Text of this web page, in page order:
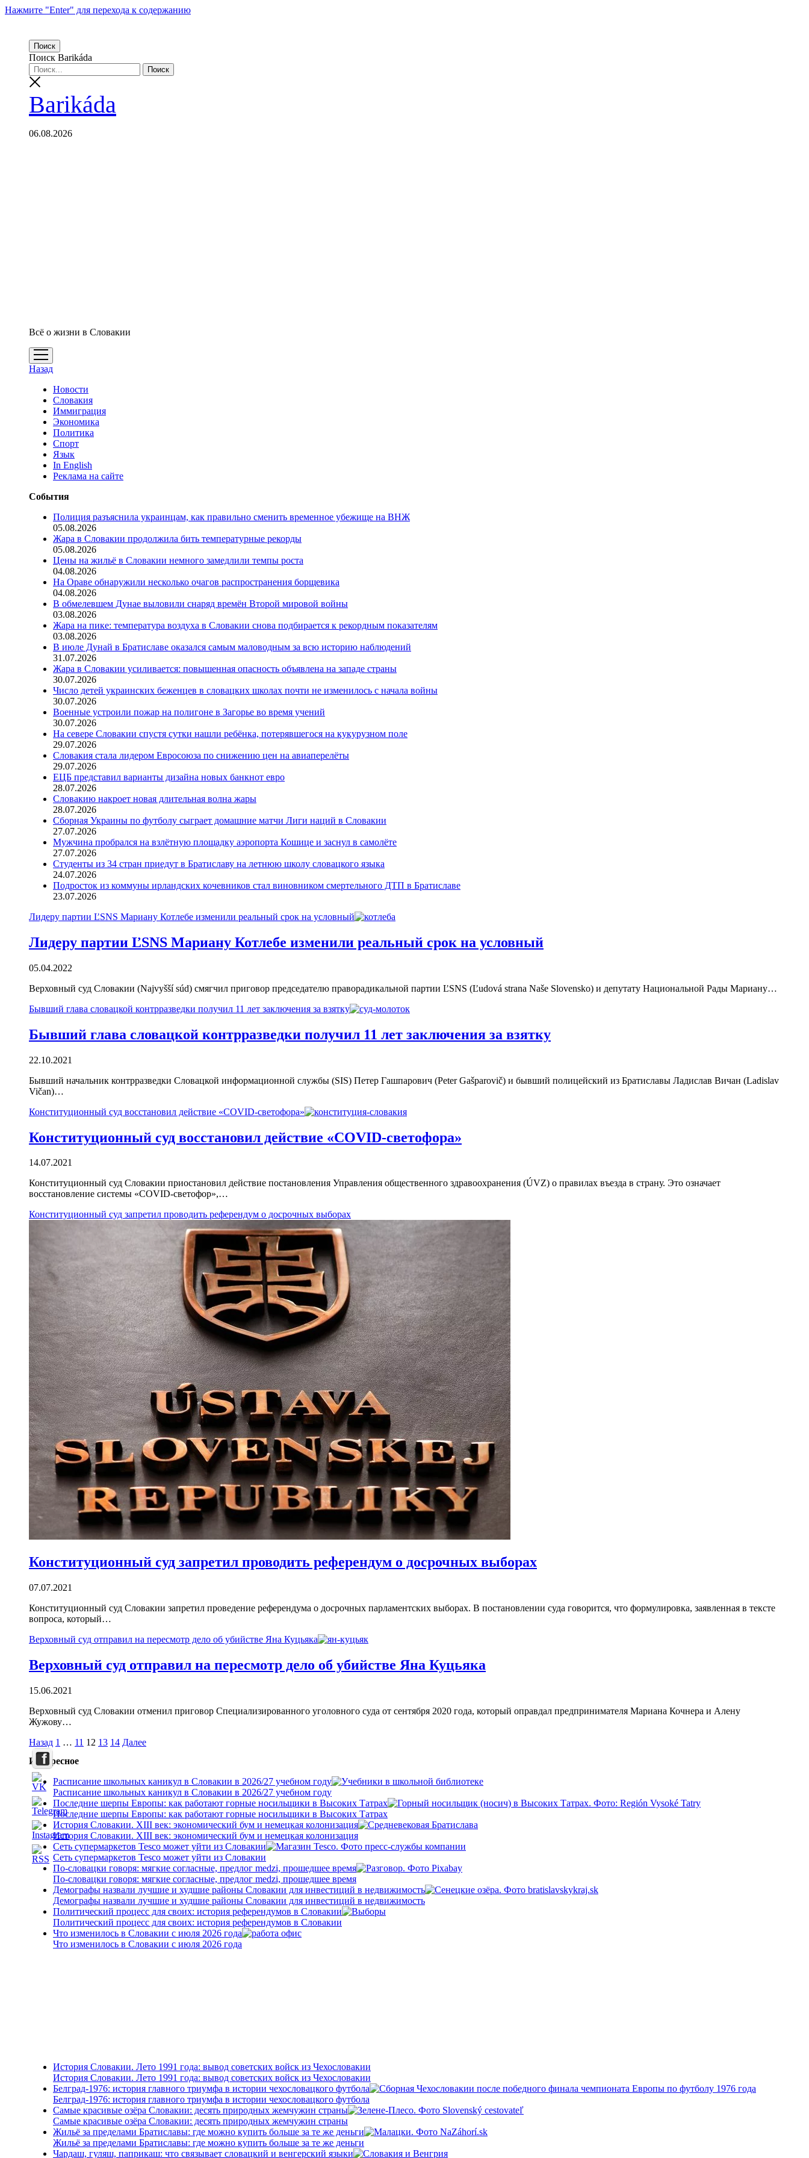
Нажмите "Enter" для перехода к содержанию
Поиск
Поиск Barikáda
Barikáda
06.08.2026
Всё о жизни в Словакии
открыть
меню
Назад
Новости
Словакия
Иммиграция
Экономика
Политика
Спорт
Язык
In English
Реклама на сайте
События
Полиция разъяснила украинцам, как правильно сменить временное убежище на ВНЖ
05.08.2026
Жара в Словакии продолжила бить температурные рекорды
05.08.2026
Цены на жильё в Словакии немного замедлили темпы роста
04.08.2026
На Ораве обнаружили несколько очагов распространения борщевика
04.08.2026
В обмелевшем Дунае выловили снаряд времён Второй мировой войны
03.08.2026
Жара на пике: температура воздуха в Словакии снова подбирается к рекордным показателям
03.08.2026
В июле Дунай в Братиславе оказался самым маловодным за всю историю наблюдений
31.07.2026
Жара в Словакии усиливается: повышенная опасность объявлена на западе страны
30.07.2026
Число детей украинских беженцев в словацких школах почти не изменилось с начала войны
30.07.2026
Военные устроили пожар на полигоне в Загорье во время учений
30.07.2026
На севере Словакии спустя сутки нашли ребёнка, потерявшегося на кукурузном поле
29.07.2026
Словакия стала лидером Евросоюза по снижению цен на авиаперелёты
29.07.2026
ЕЦБ представил варианты дизайна новых банкнот евро
28.07.2026
Словакию накроет новая длительная волна жары
28.07.2026
Сборная Украины по футболу сыграет домашние матчи Лиги наций в Словакии
27.07.2026
Мужчина пробрался на взлётную площадку аэропорта Кошице и заснул в самолёте
27.07.2026
Студенты из 34 стран приедут в Братиславу на летнюю школу словацкого языка
24.07.2026
Подросток из коммуны ирландских кочевников стал виновником смертельного ДТП в Братиславе
23.07.2026
Лидеру партии ĽSNS Мариану Котлебе изменили реальный срок на условный
Лидеру партии ĽSNS Мариану Котлебе изменили реальный срок на условный
05.04.2022
Верховный суд Словакии (Najvyšší súd) смягчил приговор председателю праворадикальной партии ĽSNS (Ľudová strana Naše Slovensko) и депутату Национальной Рады Мариану…
Бывший глава словацкой контрразведки получил 11 лет заключения за взятку
Бывший глава словацкой контрразведки получил 11 лет заключения за взятку
22.10.2021
Бывший начальник контрразведки Словацкой информационной службы (SIS) Петер Гашпарович (Peter Gašparovič) и бывший полицейский из Братиславы Ладислав Вичан (Ladislav
Vičan)…
Конституционный суд восстановил действие «COVID-светофора»
Конституционный суд восстановил действие «COVID-светофора»
14.07.2021
Конституционный суд Словакии приостановил действие постановления Управления общественного здравоохранения (ÚVZ) о правилах въезда в страну. Это означает
восстановление системы «COVID-светофор»,…
Конституционный суд запретил проводить референдум о досрочных выборах
Конституционный суд запретил проводить референдум о досрочных выборах
07.07.2021
Конституционный суд Словакии запретил проведение референдума о досрочных парламентских выборах. В постановлении суда говорится, что формулировка, заявленная в тексте
вопроса, который…
Верховный суд отправил на пересмотр дело об убийстве Яна Куцьяка
Верховный суд отправил на пересмотр дело об убийстве Яна Куцьяка
15.06.2021
Верховный суд Словакии отменил приговор Специализированного уголовного суда от сентября 2020 года, который оправдал предпринимателя Мариана Кочнера и Алену
Жужову…
Пагинация
записей
Назад 1 … 11 12 13 14 Далее
Интересное
Расписание школьных каникул в Словакии в 2026/27 учебном году
Расписание школьных каникул в Словакии в 2026/27 учебном году
Последние шерпы Европы: как работают горные носильщики в Высоких Татрах
Последние шерпы Европы: как работают горные носильщики в Высоких Татрах
История Словакии. XIII век: экономический бум и немецкая колонизация
История Словакии. XIII век: экономический бум и немецкая колонизация
Сеть супермаркетов Tesco может уйти из Словакии
Сеть супермаркетов Tesco может уйти из Словакии
По-словацки говоря: мягкие согласные, предлог medzi, прошедшее время
По-словацки говоря: мягкие согласные, предлог medzi, прошедшее время
Демографы назвали лучшие и худшие районы Словакии для инвестиций в недвижимость
Демографы назвали лучшие и худшие районы Словакии для инвестиций в недвижимость
Политический процесс для своих: история референдумов в Словакии
Политический процесс для своих: история референдумов в Словакии
Что изменилось в Словакии с июля 2026 года
Что изменилось в Словакии с июля 2026 года
История Словакии. Лето 1991 года: вывод советских войск из Чехословакии
История Словакии. Лето 1991 года: вывод советских войск из Чехословакии
Белград-1976: история главного триумфа в истории чехословацкого футбола
Белград-1976: история главного триумфа в истории чехословацкого футбола
Самые красивые озёра Словакии: десять природных жемчужин страны
Самые красивые озёра Словакии: десять природных жемчужин страны
Жильё за пределами Братиславы: где можно купить больше за те же деньги
Жильё за пределами Братиславы: где можно купить больше за те же деньги
Чардаш, гуляш, паприкаш: что связывает словацкий и венгерский языки